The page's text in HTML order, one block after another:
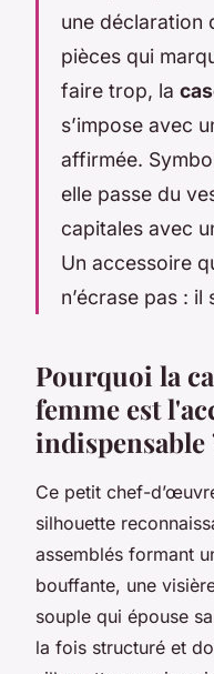
une déclaration
pièces qui
faire trop, la
s’impose avec
affirmée.
elle passe du
capitales avec
Un accessoire
n’écrase pas : il
Pourquoi la
femme est
indispensable
Ce petit chef-
silhouette
assemblés formant
bouffante, une
souple qui épouse
la fois structuré et